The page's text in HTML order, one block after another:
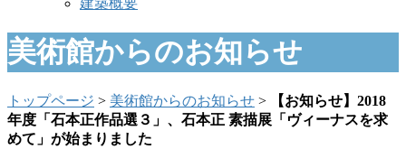
美術館からのお知らせ
トップページ > 美術館からのお知らせ >
【お知らせ】2018
年度「石本正作品選３」、石本正 素描展「ヴィーナスを求
めて」が始まりました